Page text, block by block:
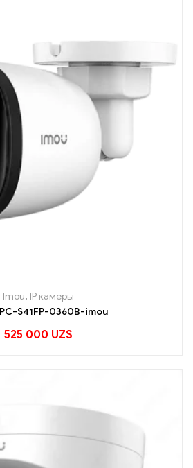
Imou, IP камеры
S41FP-0360B-imou
525 000 UZS